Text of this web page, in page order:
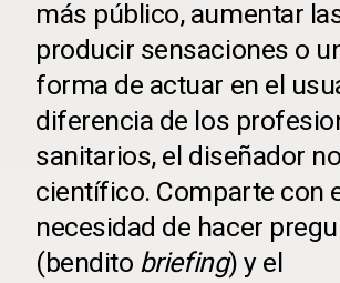
más público, aumentar
producir sensaciones o
forma de actuar en el
diferencia de los
sanitarios, el diseñador
científico. Comparte con
necesidad de hacer
(benditobriefing) y el